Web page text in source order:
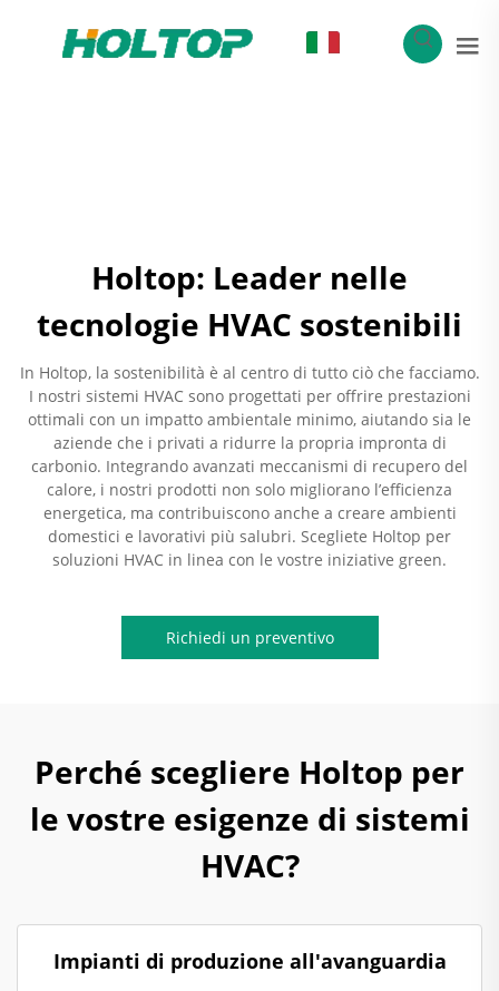
Holtop: Leader nelle
tecnologie HVAC sostenibili
In Holtop, la sostenibilità è al centro di tutto ciò che facciamo.
I nostri sistemi HVAC sono progettati per offrire prestazioni
ottimali con un impatto ambientale minimo, aiutando sia le
aziende che i privati a ridurre la propria impronta di
carbonio. Integrando avanzati meccanismi di recupero del
calore, i nostri prodotti non solo migliorano l’efficienza
energetica, ma contribuiscono anche a creare ambienti
domestici e lavorativi più salubri. Scegliete Holtop per
soluzioni HVAC in linea con le vostre iniziative green.
Richiedi un preventivo
Perché scegliere Holtop per
le vostre esigenze di sistemi
HVAC?
Impianti di produzione all'avanguardia